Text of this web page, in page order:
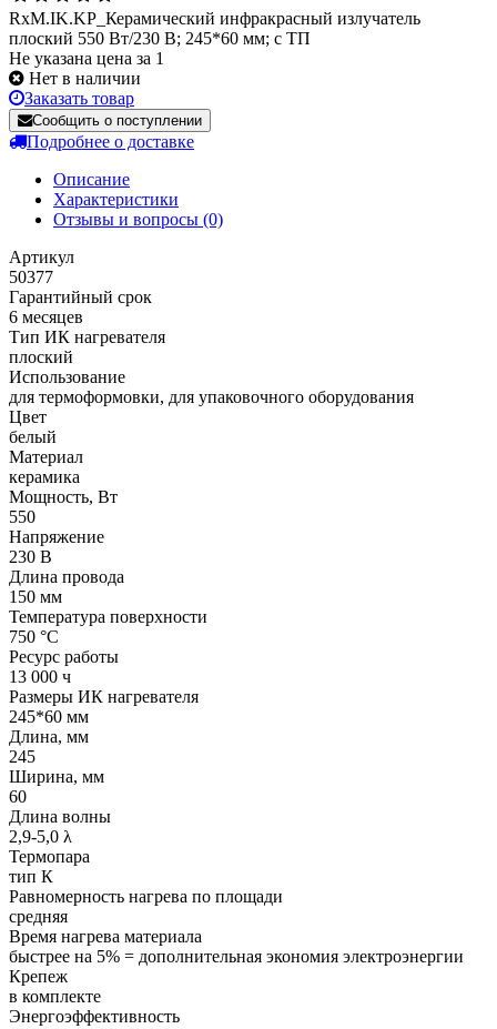
RxM.IK.KP_Керамический инфракрасный излучатель
плоский 550 Вт/230 В; 245*60 мм; с ТП
Не указана цена за 1
Нет в наличии
Заказать товар
Сообщить о поступлении
Подробнее о доставке
Описание
Характеристики
Отзывы и вопросы (0)
Артикул
50377
Гарантийный срок
6 месяцев
Тип ИК нагревателя
плоский
Использование
для термоформовки, для упаковочного оборудования
Цвет
белый
Материал
керамика
Мощность, Вт
550
Напряжение
230 В
Длина провода
150 мм
Температура поверхности
750 °С
Ресурс работы
13 000 ч
Размеры ИК нагревателя
245*60 мм
Длина, мм
245
Ширина, мм
60
Длина волны
2,9-5,0 λ
Термопара
тип К
Равномерность нагрева по площади
средняя
Время нагрева материала
быстрее на 5% = дополнительная экономия электроэнергии
Крепеж
в комплекте
Энергоэффективность